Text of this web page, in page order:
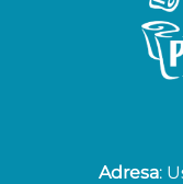
Adresa: